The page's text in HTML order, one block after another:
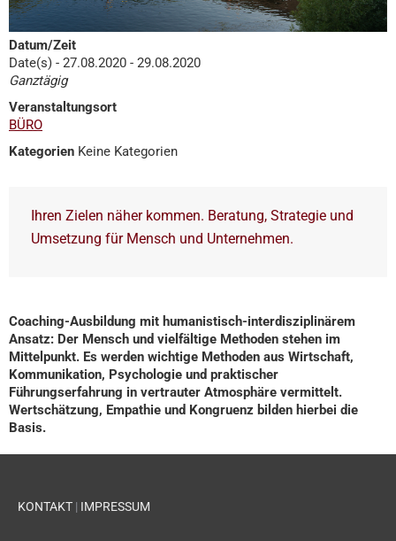
Datum/Zeit
Date(s) - 27.08.2020 - 29.08.2020
Ganztägig
Veranstaltungsort
BÜRO
Kategorien Keine Kategorien
Ihren Zielen näher kommen. Beratung, Strategie und
Umsetzung für Mensch und Unternehmen.
Coaching-Ausbildung mit humanistisch-interdisziplinärem
Ansatz: Der Mensch und vielfältige Methoden stehen im
Mittelpunkt. Es werden wichtige Methoden aus Wirtschaft,
Kommunikation, Psychologie und praktischer
Führungserfahrung in vertrauter Atmosphäre vermittelt.
Wertschätzung, Empathie und Kongruenz bilden hierbei die
Basis.
KONTAKT | IMPRESSUM